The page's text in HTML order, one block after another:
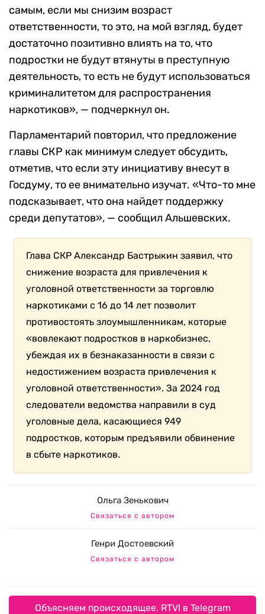
самым, если мы снизим возраст
ответственности, то это, на мой взгляд, будет
достаточно позитивно влиять на то, что
подростки не будут втянуты в преступную
деятельность, то есть не будут использоваться
криминалитетом для распространения
наркотиков», — подчеркнул он.
Парламентарий повторил, что предложение
главы СКР как минимум следует обсудить,
отметив, что если эту инициативу внесут в
Госдуму, то ее внимательно изучат. «Что-то мне
подсказывает, что она найдет поддержку
среди депутатов», — сообщил Альшевских.
Глава СКР Александр Бастрыкин заявил, что
снижение возраста для привлечения к
уголовной ответственности за торговлю
наркотиками с 16 до 14 лет позволит
противостоять злоумышленникам, которые
«вовлекают подростков в наркобизнес,
убеждая их в безнаказанности в связи с
недостижением возраста привлечения к
уголовной ответственности». За 2024 год
следователи ведомства направили в суд
уголовные дела, касающиеся 949
подростков, которым предъявили обвинение
в сбыте наркотиков.
Ольга Зенькович
Связаться с автором
Генри Достоевский
Связаться с автором
Объясняем происходящее. RTVI в Telegram